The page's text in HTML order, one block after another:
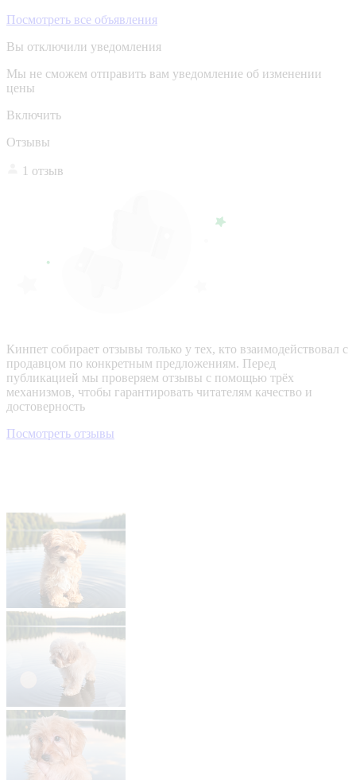
Посмотреть все объявления
Вы отключили уведомления
Мы не сможем отправить вам уведомление об изменении
цены
Включить
Отзывы
1 отзыв
Кинпет собирает отзывы только у тех, кто взаимодействовал с
продавцом по конкретным предложениям. Перед
публикацией мы проверяем отзывы с помощью трёх
механизмов, чтобы гарантировать читателям качество и
достоверность
Посмотреть отзывы